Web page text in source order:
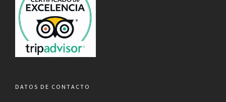
DATOS DE CONTACTO